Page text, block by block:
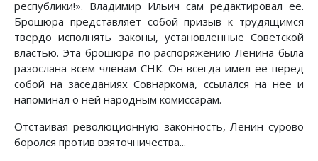
республики!». Владимир Ильич сам редактировал ее.
Брошюра представляет собой призыв к трудящимся
твердо исполнять законы, установленные Советской
властью. Эта брошюра по распоряжению Ленина была
разослана всем членам СНК. Он всегда имел ее перед
собой на заседаниях Совнаркома, ссылался на нее и
напоминал о ней народным комиссарам.
Отстаивая революционную законность, Ленин сурово
боролся против взяточничества...